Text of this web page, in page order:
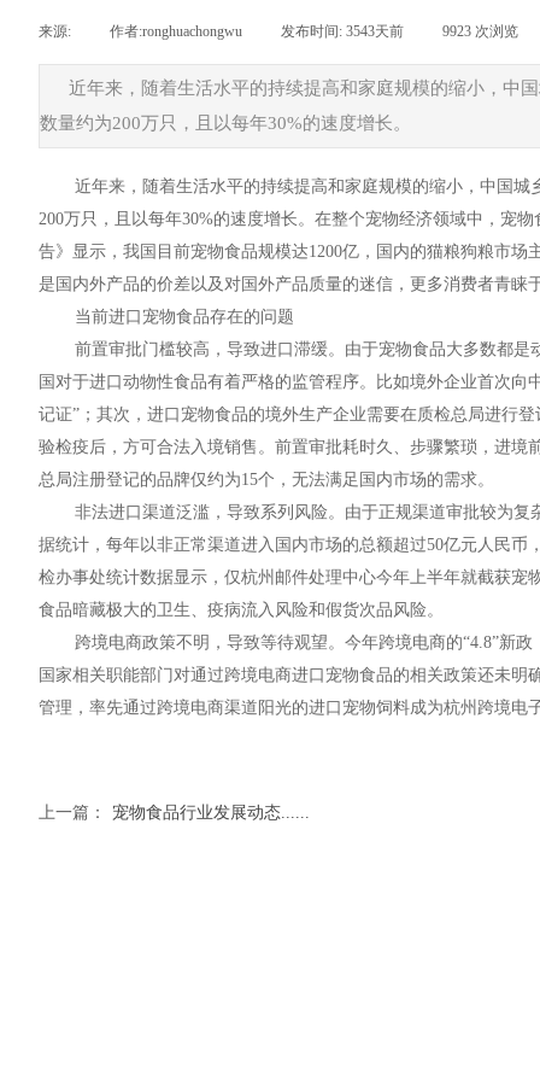
来源: 作者:ronghuachongwu 发布时间: 3543天前 9923 次浏览
近年来，随着生活水平的持续提高和家庭规模的缩小，中
数量约为200万只，且以每年30%的速度增长。
近年来，随着生活水平的持续提高和家庭规模的缩小，中国
200万只，且以每年30%的速度增长。在整个宠物经济领域中，宠
告》显示，我国目前宠物食品规模达1200亿，国内的猫粮狗粮市
是国内外产品的价差以及对国外产品质量的迷信，更多消费者青睐
当前进口宠物食品存在的问题
前置审批门槛较高，导致进口滞缓。由于宠物食品大多数都
国对于进口动物性食品有着严格的监管程序。比如境外企业首次
记证”；其次，进口宠物食品的境外生产企业需要在质检总局进行
验检疫后，方可合法入境销售。前置审批耗时久、步骤繁琐，进
总局注册登记的品牌仅约为15个，无法满足国内市场的需求。
非法进口渠道泛滥，导致系列风险。由于正规渠道审批较为
据统计，每年以非正常渠道进入国内市场的总额超过50亿元人民
检办事处统计数据显示，仅杭州邮件处理中心今年上半年就截获
食品暗藏极大的卫生、疫病流入风险和假货次品风险。
跨境电商政策不明，导致等待观望。今年跨境电商的“4.8”新
国家相关职能部门对通过跨境电商进口宠物食品的相关政策还未
管理，率先通过跨境电商渠道阳光的进口宠物饲料成为杭州跨境电
上一篇： 宠物食品行业发展动态......